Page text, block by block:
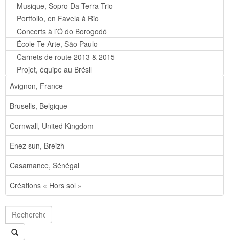
Musique, Sopro Da Terra Trio
Portfolio, en Favela à Rio
Concerts à l’Ó do Borogodó
École Te Arte, São Paulo
Carnets de route 2013 & 2015
Projet, équipe au Brésil
Avignon, France
Brusells, Belgique
Cornwall, United Kingdom
Enez sun, Breizh
Casamance, Sénégal
Créations « Hors sol »